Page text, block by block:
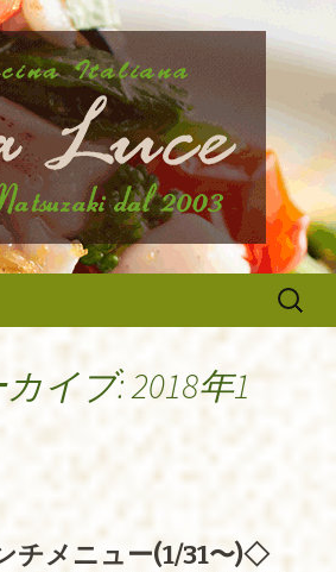
ア料理『ラ・ルー
情報
、調布などから近いイ
・ルーチェ』のブログ
の入荷情報や、新メニ
ューなどの最新情報、
や調理スタッフの求人
当店の情報をお届けい
検
イブ: 2018年1
チメニュー(1/31〜)◇